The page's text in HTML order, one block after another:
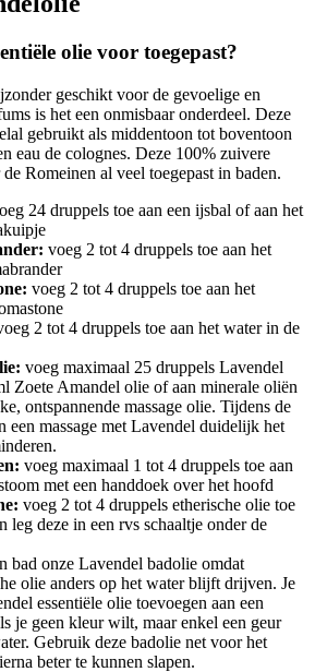
olie voor toegepast?
geschikt voor de gevoelige en
is het een onmisbaar onderdeel. Deze
gebruikt als middentoon tot boventoon
eau de colognes. Deze 100% zuivere
Romeinen al veel toegepast in baden.
24 druppels toe aan een ijsbal of aan het
voeg 2 tot 4 druppels toe aan het
voeg 2 tot 4 druppels toe aan het
2 tot 4 druppels toe aan het water in de
voeg maximaal 25 druppels Lavendel
Zoete Amandel olie of aan minerale oliën
ontspannende massage olie. Tijdens de
een massage met Lavendel duidelijk het
voeg maximaal 1 tot 4 druppels toe aan
met een handdoek over het hoofd
voeg 2 tot 4 druppels etherische olie toe
leg deze in een rvs schaaltje onder de
bad onze Lavendel badolie omdat
olie anders op het water blijft drijven. Je
essentiële olie toevoegen aan een
je geen kleur wilt, maar enkel een geur
Gebruik deze badolie net voor het
beter te kunnen slapen.